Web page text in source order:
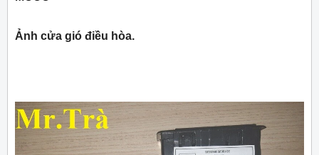
Ảnh cửa gió điều hòa.